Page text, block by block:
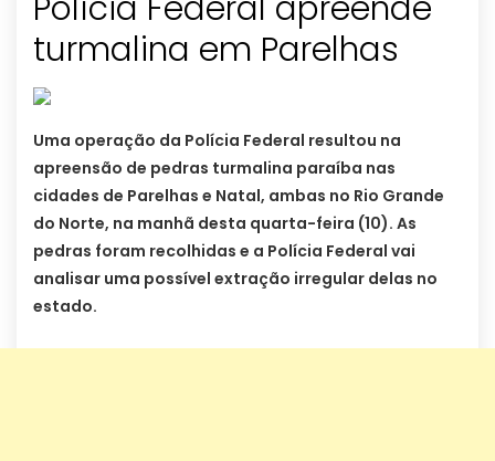
turmalina em Parelhas
Uma operação da Polícia Federal resultou na
apreensão de pedras turmalina paraíba nas
cidades de Parelhas e Natal, ambas no Rio Grande
do Norte, na manhã desta quarta-feira (10). As
pedras foram recolhidas e a Polícia Federal vai
analisar uma possível extração irregular delas no
estado.